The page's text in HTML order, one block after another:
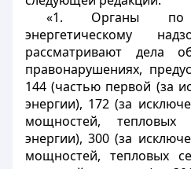
«1. Органы по
энергетическому
рассматривают дела
правонарушениях,
144 (частью первой (за
энергии), 172 (за
мощностей,
энергии), 300 (за
мощностей, тепловых